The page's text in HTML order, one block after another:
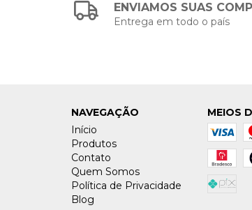
ENVIAMOS SUAS
Entrega em todo o país
NAVEGAÇÃO
Início
Produtos
Contato
Quem Somos
Política de Privacidade
Blog
MEIOS